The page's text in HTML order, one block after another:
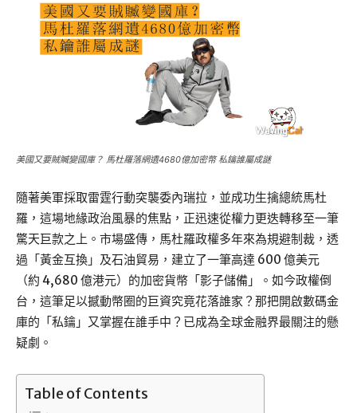
美國又要賊贓變國庫？ 馬杜羅落網遺4680億加密幣 私鑰誰屬成謎
隨著美軍採取雷霆行動突襲委內瑞拉，並成功生擒總統馬杜
羅，這場地緣政治風暴的焦點，正迅速從權力更迭轉移至一筆
驚天巨款之上。市場盛傳，馬杜羅政權多年來為規避制裁，透
過「黃金互換」及石油貿易，建立了一筆高達 600 億美元
（約 4,680 億港元）的加密貨幣「影子儲備」。如今政權倒
台，這筆足以撼動幣圈的巨資究竟花落誰家？那把開啟數碼金
庫的「私鑰」又掌握在誰手中？已成為全球金融界最關注的懸
疑劇。
Table of Contents